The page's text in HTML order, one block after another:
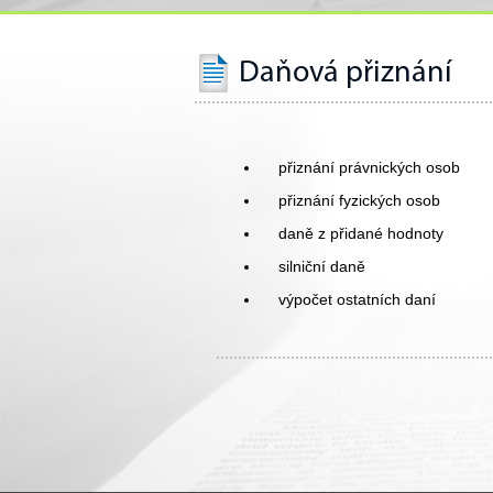
Daňová přiznání
přiznání právnických osob
přiznání fyzických osob
daně z přidané hodnoty
silniční daně
výpočet ostatních daní